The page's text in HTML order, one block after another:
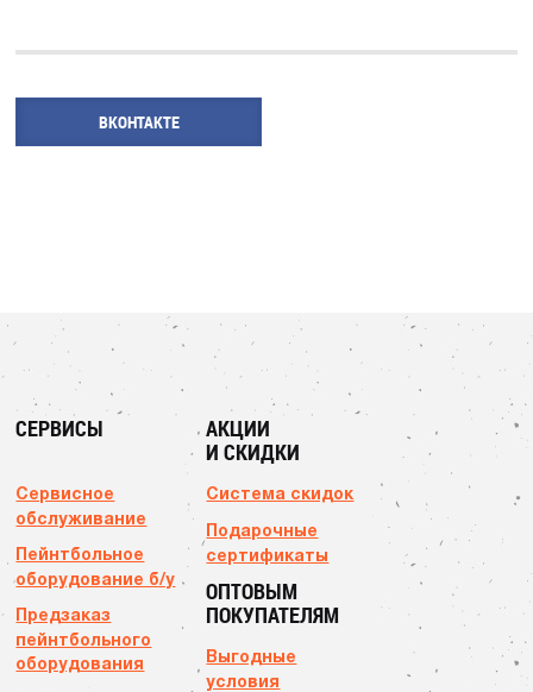
ВКОНТАКТЕ
СЕРВИСЫ
Сервисное
обслуживание
Пейнтбольное
оборудование б/у
Предзаказ
пейнтбольного
оборудования
АКЦИИ
И СКИДКИ
Система скидок
Подарочные
сертификаты
ОПТОВЫМ
ПОКУПАТЕЛЯМ
Выгодные
условия